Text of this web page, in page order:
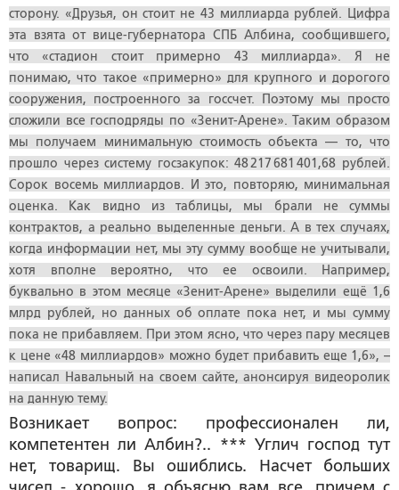
сторону. «Друзья, он стоит не 43 миллиарда рублей. Цифра
эта взята от вице-губернатора СПБ Албина, сообщившего,
что «стадион стоит примерно 43 миллиарда». Я не
понимаю, что такое «примерно» для крупного и дорогого
сооружения, построенного за госсчет. Поэтому мы просто
сложили все господряды по «Зенит-Арене». Таким образом
мы получаем минимальную стоимость объекта — то, что
прошло через систему госзакупок: 48 217 681 401,68 рублей.
Сорок восемь миллиардов. И это, повторяю, минимальная
оценка. Как видно из таблицы, мы брали не суммы
контрактов, а реально выделенные деньги. А в тех случаях,
когда информации нет, мы эту сумму вообще не учитывали,
хотя вполне вероятно, что ее освоили. Например,
буквально в этом месяце «Зенит-Арене» выделили ещё 1,6
млрд рублей, но данных об оплате пока нет, и мы сумму
пока не прибавляем. При этом ясно, что через пару месяцев
к цене «48 миллиардов» можно будет прибавить еще 1,6», –
написал Навальный на своем сайте, анонсируя видеоролик
на данную тему.
Возникает вопрос: профессионален ли,
компетентен ли Албин?.. *** Углич господ тут
нет, товарищ. Вы ошиблись. Насчет больших